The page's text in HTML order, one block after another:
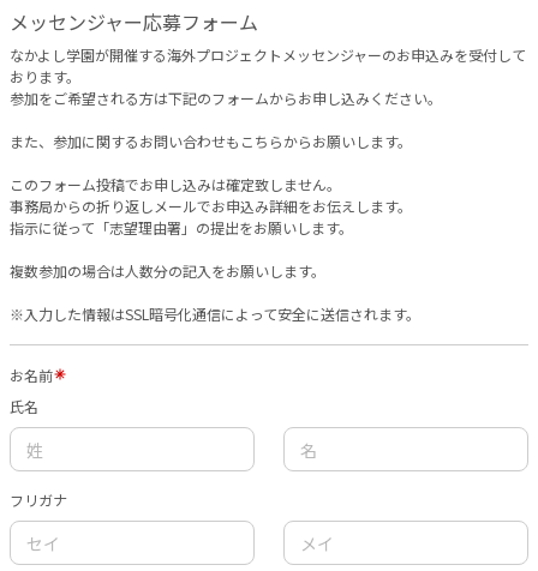
メッセンジャー応募フォーム
なかよし学園が開催する海外プロジェクトメッセンジャーのお申込みを受付して
おります。
参加をご希望される方は下記のフォームからお申し込みください。
また、参加に関するお問い合わせもこちらからお願いします。
このフォーム投稿でお申し込みは確定致しません。
事務局からの折り返しメールでお申込み詳細をお伝えします。
指示に従って「志望理由署」の提出をお願いします。
複数参加の場合は人数分の記入をお願いします。
※入力した情報はSSL暗号化通信によって安全に送信されます。
お名前
氏名
フリガナ